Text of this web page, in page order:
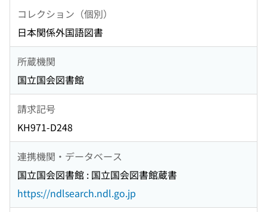
コレクション（個別）
日本関係外国語図書
所蔵機関
国立国会図書館
請求記号
KH971-D248
連携機関・データベース
国立国会図書館 : 国立国会図書館蔵書
https://ndlsearch.ndl.go.jp